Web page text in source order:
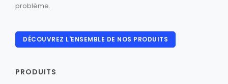
problème.
DÉCOUVREZ L'ENSEMBLE DE NOS PRODUITS
PRODUITS